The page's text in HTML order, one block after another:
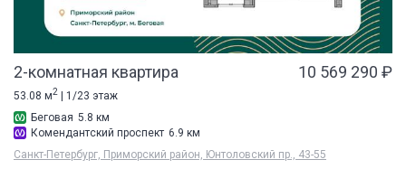
2-комнатная квартира 10 569 290 ₽
53.08 м2
| 1/23 этаж
Беговая 5.8 км
Комендантский проспект 6.9 км
Санкт-Петербург, Приморский район, Юнтоловский пр., 43-55